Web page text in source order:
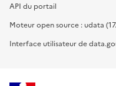
API du portail
Moteur open source : udata
Interface utilisateur de